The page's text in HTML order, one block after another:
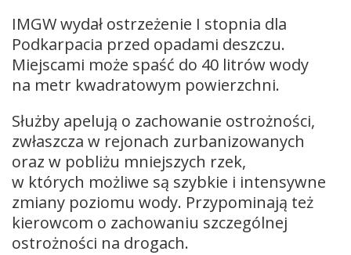
IMGW wydał ostrzeżenie I stopnia dla
Podkarpacia przed opadami deszczu.
Miejscami może spaść do 40 litrów wody
na metr kwadratowym powierzchni.
Służby apelują o zachowanie ostrożności,
zwłaszcza w rejonach zurbanizowanych
oraz w pobliżu mniejszych rzek,
w których możliwe są szybkie i intensywne
zmiany poziomu wody. Przypominają też
kierowcom o zachowaniu szczególnej
ostrożności na drogach.